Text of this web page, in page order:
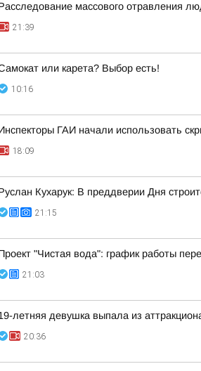
массового отравления
21:39
или карета? Выбор есть!
10:16
ГАИ начали использовать
18:09
Кухарук: В преддверии Дня
21:15
"Чистая вода": график работы
21:03
летняя девушка выпала из
20:36